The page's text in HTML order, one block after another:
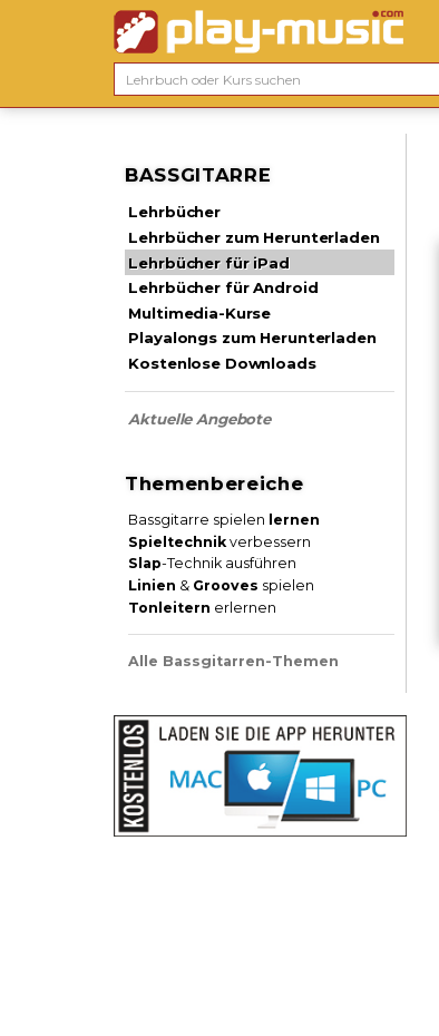
BASSGITARRE
Lehrbücher
Lehrbücher zum Herunterladen
Lehrbücher für iPad
Lehrbücher für Android
Multimedia-Kurse
Playalongs zum Herunterladen
Kostenlose Downloads
Aktuelle Angebote
Themenbereiche
Bassgitarre spielen lernen
Spieltechnik verbessern
Slap-Technik ausführen
Linien & Grooves spielen
Tonleitern erlernen
Alle Bassgitarren-Themen